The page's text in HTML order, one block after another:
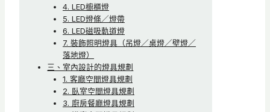
4. LED櫥櫃燈
5. LED燈條／燈帶
6. LED磁吸軌道燈
7. 裝飾照明燈具（吊燈／桌燈／壁燈／
落地燈）
三、室內設計的燈具規劃
1. 客廳空間燈具規劃
2. 臥室空間燈具規劃
3. 廚房餐廳燈具規劃